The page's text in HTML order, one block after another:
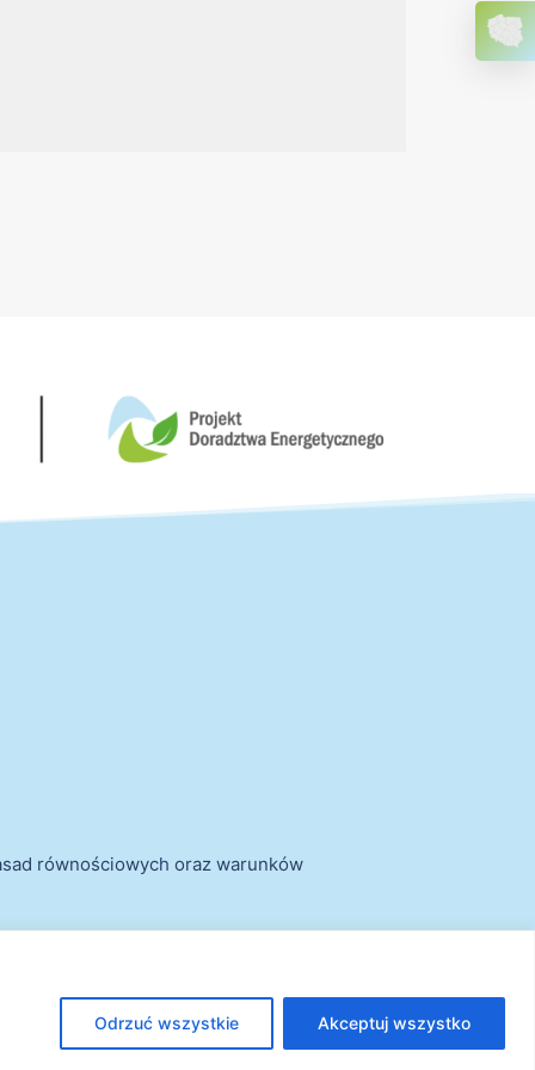
Odrzuć wszystkie Akceptuj wszystko
równościowych oraz warunków